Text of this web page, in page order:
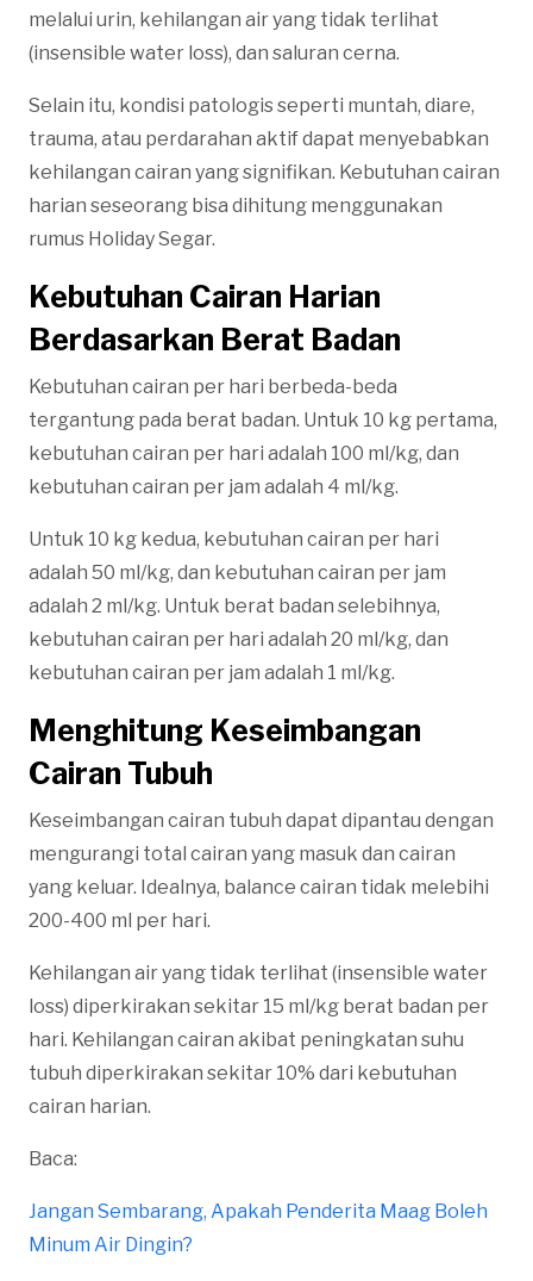
melalui urin, kehilangan air yang tidak terlihat
(insensible water loss), dan saluran cerna.
Selain itu, kondisi patologis seperti muntah, diare,
trauma, atau perdarahan aktif dapat menyebabkan
kehilangan cairan yang signifikan. Kebutuhan cairan
harian seseorang bisa dihitung menggunakan
rumus Holiday Segar.
Kebutuhan Cairan Harian
Berdasarkan Berat Badan
Kebutuhan cairan per hari berbeda-beda
tergantung pada berat badan. Untuk 10 kg pertama,
kebutuhan cairan per hari adalah 100 ml/kg, dan
kebutuhan cairan per jam adalah 4 ml/kg.
Untuk 10 kg kedua, kebutuhan cairan per hari
adalah 50 ml/kg, dan kebutuhan cairan per jam
adalah 2 ml/kg. Untuk berat badan selebihnya,
kebutuhan cairan per hari adalah 20 ml/kg, dan
kebutuhan cairan per jam adalah 1 ml/kg.
Menghitung Keseimbangan
Cairan Tubuh
Keseimbangan cairan tubuh dapat dipantau dengan
mengurangi total cairan yang masuk dan cairan
yang keluar. Idealnya, balance cairan tidak melebihi
200-400 ml per hari.
Kehilangan air yang tidak terlihat (insensible water
loss) diperkirakan sekitar 15 ml/kg berat badan per
hari. Kehilangan cairan akibat peningkatan suhu
tubuh diperkirakan sekitar 10% dari kebutuhan
cairan harian.
Baca:
Jangan Sembarang, Apakah Penderita Maag Boleh
Minum Air Dingin?